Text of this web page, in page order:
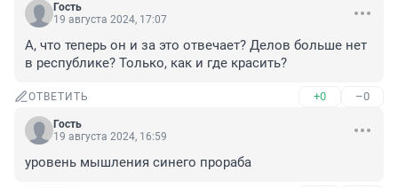
Гость
19 августа 2024, 17:07
А, что теперь он и за это отвечает? Делов больше нет
в республике? Только, как и где красить?
ОТВЕТИТЬ +0 –0
Гость
19 августа 2024, 16:59
уровень мышления синего прораба